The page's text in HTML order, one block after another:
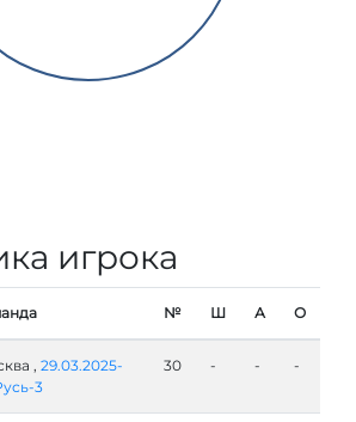
игрока
№ Ш А О
, 29.03.2025-
3
30 - - -